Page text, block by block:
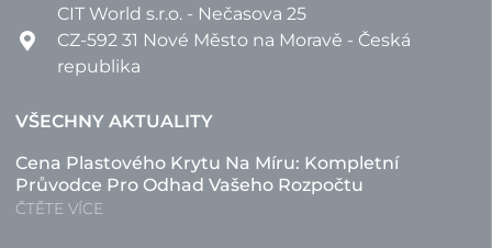
CIT World s.r.o. - Nečasova 25
CZ-592 31 Nové Město na Moravě - Česká
republika
VŠECHNY AKTUALITY
Cena Plastového Krytu Na Míru: Kompletní
Průvodce Pro Odhad Vašeho Rozpočtu
ČTĚTE VÍCE